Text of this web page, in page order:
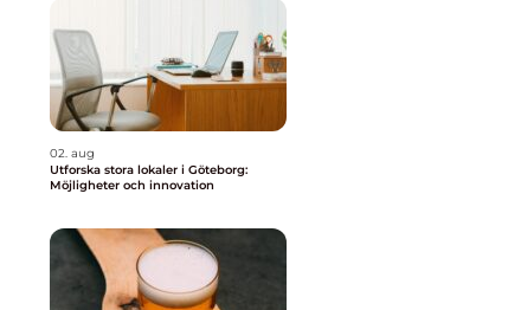
02. aug
Utforska stora lokaler i Göteborg:
Möjligheter och innovation